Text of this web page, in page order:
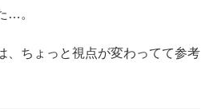
…。
、ちょっと視点が変わってて参考